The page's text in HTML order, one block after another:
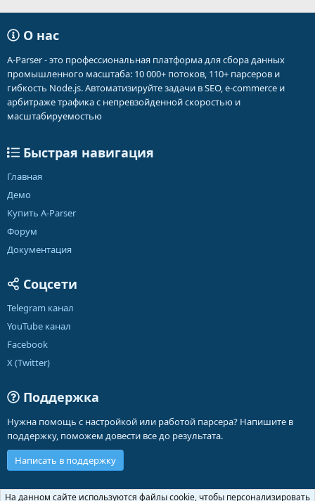
О нас
A-Parser - это профессиональная платформа для сбора данных
промышленного масштаба: 10 000+ потоков, 110+ парсеров и
гибкость Node.js. Автоматизируйте задачи в SEO, e-commerce и
арбитраже трафика с непревзойденной скоростью и
масштабируемостью
Быстрая навигация
Главная
Демо
Купить A-Parser
Форум
Документация
Соцсети
Telegram канал
YouTube канал
Facebook
X (Twitter)
Поддержка
Нужна помощь с настройкой или работой парсера? Напишите в
поддержку, поможем довести все до результата.
Написать в поддержку
Russian (RU)
На данном сайте используются файлы cookie, чтобы персонализировать